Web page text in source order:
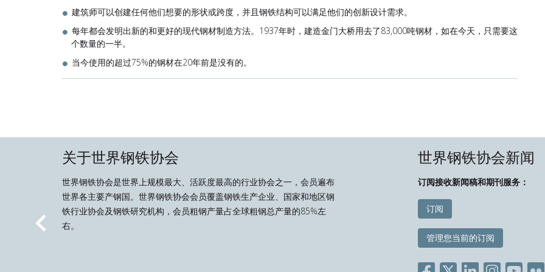
建筑师可以创建任何他们想要的形状或跨度，并且钢铁结构可以满足他们的创新设计需求。
每年都会发明出新的和更好的现代钢材制造方法。1937年时，建造金门大桥用去了83,000吨钢材，如在今天，只需要这
个数量的一半。
当今使用的超过75%的钢材在20年前是没有的。
关于世界钢铁协会
世界钢铁协会是世界上规模最大、活跃度最高的行业协会之一，会员遍布
世界各主要产钢国。世界钢铁协会会员覆盖钢铁生产企业、国家和地区钢
铁行业协会及钢铁研究机构，会员粗钢产量占全球粗钢总产量的85%左
右。
世界钢铁协会新闻
订阅接收新闻稿和期刊服务：
订阅
管理您当前的订阅
Previous